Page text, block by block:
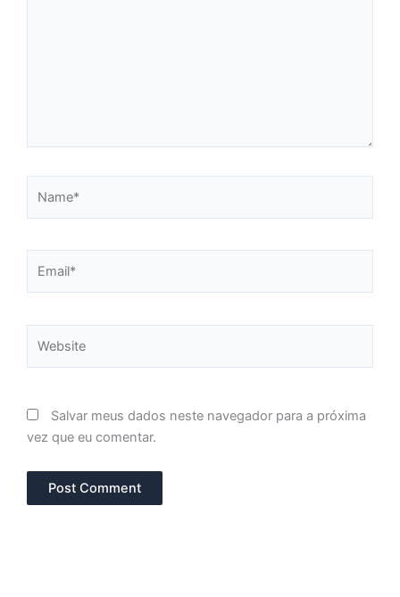
Salvar meus dados neste navegador para a próxima
vez que eu comentar.